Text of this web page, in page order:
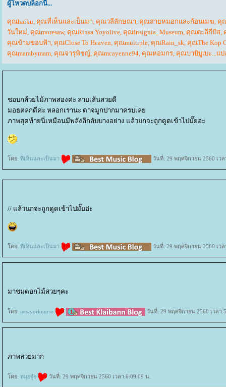
ผู้โหวตบล็อกนี้...
คุณhaiku, คุณที่เห็นและเป็นมา, คุณวลีลักษณา, คุณสายหมอกและก้อนเมฆ, คุ
วันใหม่, คุณmoresaw, คุณRinsa Yoyolive, คุณInsignia_Museum, คุณตะลีกีปัส,
คุณข้ามขอบฟ้า, คุณClose To Heaven, คุณmultiple, คุณRain_sk, คุณThe Kop
คุณmambymam, คุณจารุพิชญ์, คุณmcayenne94, คุณหอมกร, คุณบาบิบูเบะ...แ
ชอบกล้วยไม้ภาพสองค่ะ ลายเส้นสวยดี
มอธตลกดีค่ะ หลอกเรานะ ตาจมูกปากมาครบเล
ภาพสุดท้ายนี่เหมือนมีพลังลึกลับบางอย่าง แล้วยกจะถูกดูดเข้าไปมั๊ยอ่ะ
ดย: ที่เห็นและเป็นมา วันที่: 29 พฤศจิกายน 2560 เวล
// แล้วนกจะถูกดูดเข้าไปมั๊ยอ่ะ
ดย: ที่เห็นและเป็นมา วันที่: 29 พฤศจิกายน 2560 เวล
มาชมดอกไม้สวยๆคะ
ดย: newyorknurse วันที่: 29 พฤศจิกายน 2560 เวลา
ภาพสวยมาก
ดย: หมุยจุ๋ วันที่: 29 พฤศจิกายน 2560 เวลา:6:09:09 น.